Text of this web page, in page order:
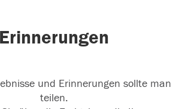
und viel Kraft in dieser schweren
Erinnerungen
und Erinnerungen sollte man
teilen.